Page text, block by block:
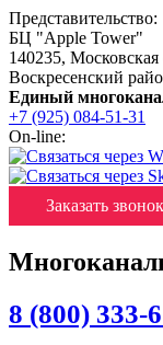
Представительство:
БЦ "Apple Tower"
140235, Московская
Воскресенский
Единый
+7 (925) 084-51-31
On-line:
Заказать звонок
8 (800) 333-